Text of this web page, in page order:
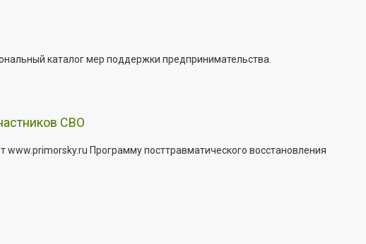
каталог мер поддержки предпринимательства.
СВО
Программу посттравматического восстановления